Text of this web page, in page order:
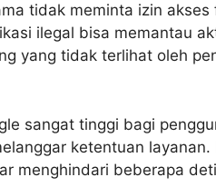
tidak meminta izin akses
ilegal bisa memantau
yang tidak terlihat oleh
sangat tinggi bagi
ketentuan
menghindari beberapa